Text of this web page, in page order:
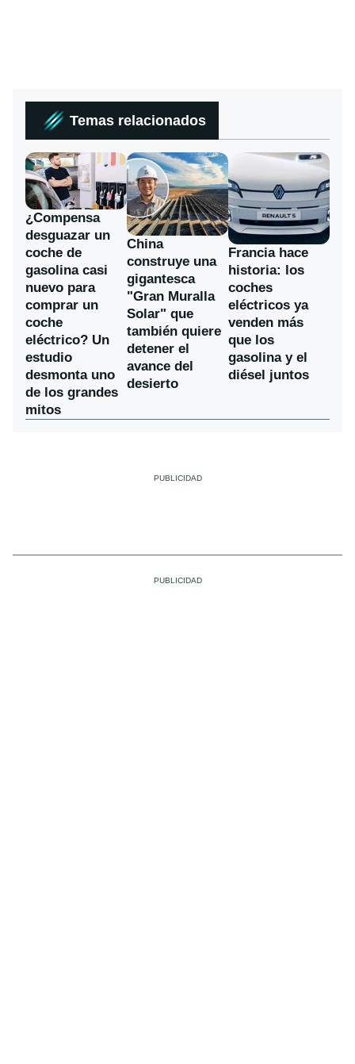
Temas relacionados
¿Compensa
desguazar un
coche de
gasolina casi
nuevo para
comprar un
coche
eléctrico? Un
estudio
desmonta uno
de los grandes
mitos
China
construye una
gigantesca
"Gran Muralla
Solar" que
también quiere
detener el
avance del
desierto
Francia hace
historia: los
coches
eléctricos ya
venden más
que los
gasolina y el
diésel juntos